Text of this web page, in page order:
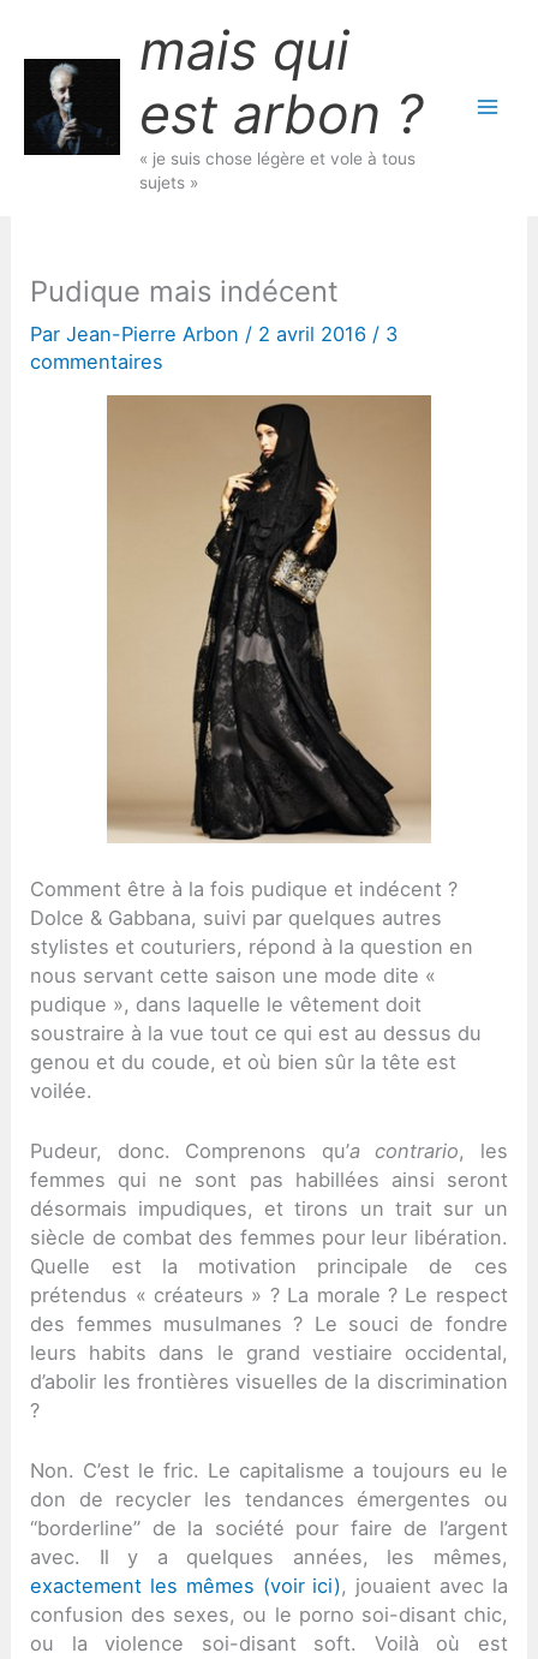
contenu
mais qui
est arbon ?
« je suis chose légère et vole à tous
sujets »
Pudique mais indécent
ParJean-Pierre Arbon / 2 avril 2016 / 3
commentaires
Comment être à la fois pudique et indécent ?
Dolce & Gabbana, suivi par quelques autres
stylistes et couturiers, répond à la question en
nous servant cette saison une mode dite «
pudique », dans laquelle le vêtement doit
soustraire à la vue tout ce qui est au dessus du
genou et du coude, et où bien sûr la tête est
voilée.
Pudeur, donc. Comprenons qu’a contrario, les
femmes qui ne sont pas habillées ainsi seront
désormais impudiques, et tirons un trait sur un
siècle de combat des femmes pour leur libération.
Quelle est la motivation principale de ces
prétendus « créateurs » ? La morale ? Le respect
des femmes musulmanes ? Le souci de fondre
leurs habits dans le grand vestiaire occidental,
d’abolir les frontières visuelles de la discrimination
?
Non. C’est le fric. Le capitalisme a toujours eu le
don de recycler les tendances émergentes ou
“borderline” de la société pour faire de l’argent
avec. Il y a quelques années, les mêmes,
exactement les mêmes (voir ici), jouaient avec la
confusion des sexes, ou le porno soi-disant chic,
ou la violence soi-disant soft. Voilà où est